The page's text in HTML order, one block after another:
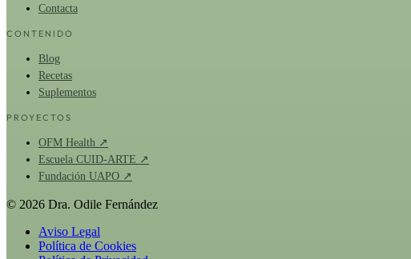
Contacta
CONTENIDO
Blog
Recetas
Suplementos
PROYECTOS
OFM Health ↗
Escuela CUID-ARTE ↗
Fundación UAPO ↗
© 2026 Dra. Odile Fernández
Aviso Legal
Política de Cookies